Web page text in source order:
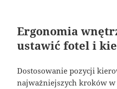
Ergonomia
ustawić fotel i
Dostosowanie pozycji
najważniejszych kroków